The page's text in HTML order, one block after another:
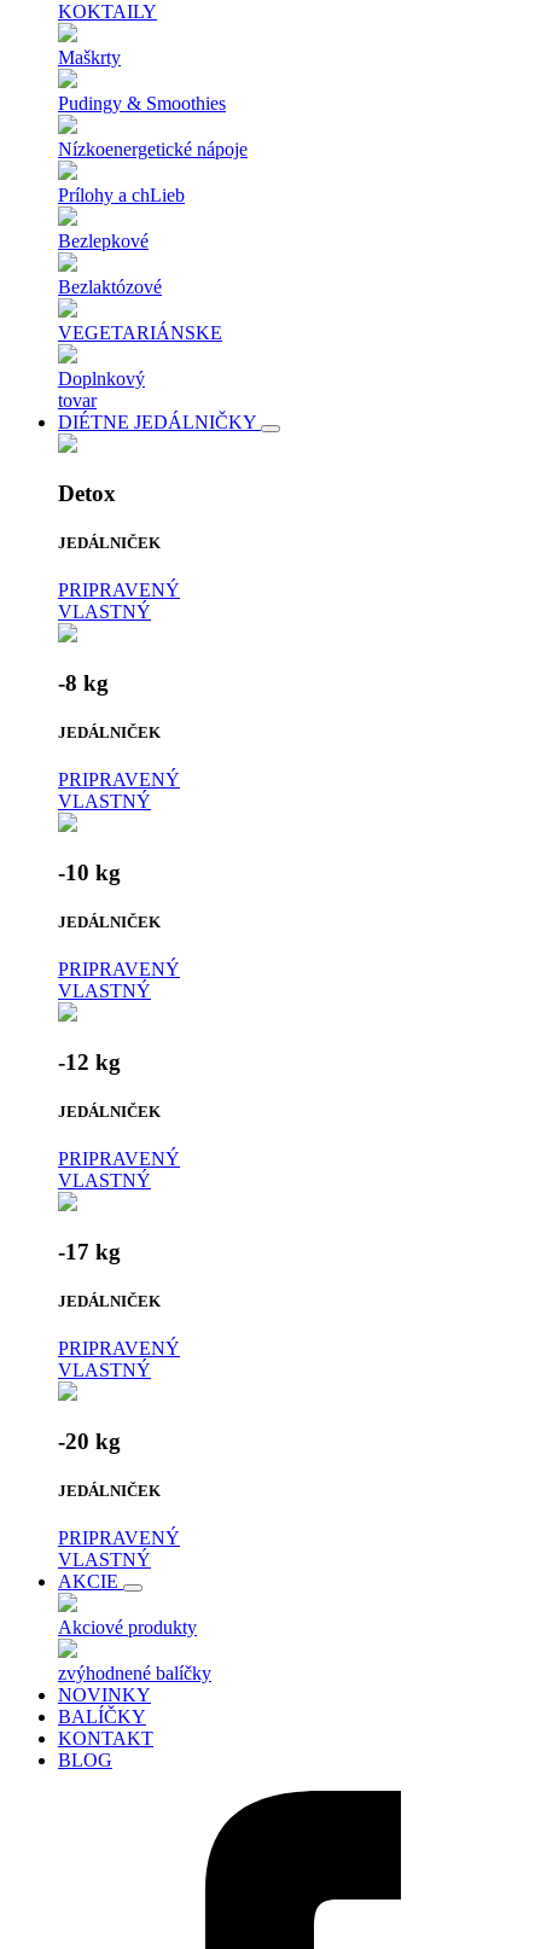
KOKTAILY
Maškrty
Pudingy & Smoothies
Nízkoenergetické nápoje
Prílohy a chLieb
Bezlepkové
Bezlaktózové
VEGETARIÁNSKE
Doplnkový
tovar
DIÉTNE JEDÁLNIČKY
Detox
JEDÁLNIČEK
PRIPRAVENÝ
VLASTNÝ
-8 kg
JEDÁLNIČEK
PRIPRAVENÝ
VLASTNÝ
-10 kg
JEDÁLNIČEK
PRIPRAVENÝ
VLASTNÝ
-12 kg
JEDÁLNIČEK
PRIPRAVENÝ
VLASTNÝ
-17 kg
JEDÁLNIČEK
PRIPRAVENÝ
VLASTNÝ
-20 kg
JEDÁLNIČEK
PRIPRAVENÝ
VLASTNÝ
AKCIE
Akciové produkty
zvýhodnené balíčky
NOVINKY
BALÍČKY
KONTAKT
BLOG